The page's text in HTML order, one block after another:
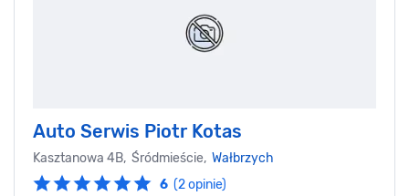
Auto Serwis Piotr Kotas
Kasztanowa 4B, Śródmieście, Wałbrzych
6 (2 opinie)